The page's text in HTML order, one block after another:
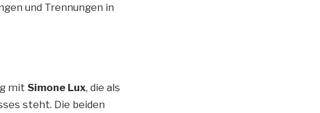
und Trennungen in
mit Simone Lux, die als
steht. Die beiden